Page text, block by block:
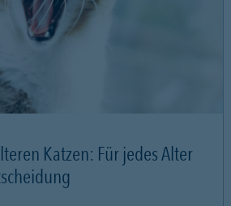
Katzen: Für jedes Alter